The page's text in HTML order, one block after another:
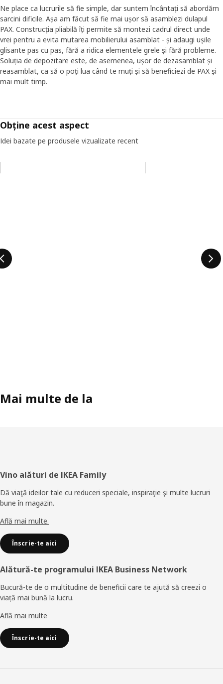
Ne place ca lucrurile să fie simple, dar suntem încântați să abordăm
sarcini dificile. Așa am făcut să fie mai ușor să asamblezi dulapul
PAX. Construcția pliabilă îți permite să montezi cadrul direct unde
vrei pentru a evita mutarea mobilierului asamblat - și adaugi ușile
glisante pas cu pas, fără a ridica elementele grele și fără probleme.
Soluția de depozitare este, de asemenea, ușor de dezasamblat și
reasamblat, ca să o poți lua când te muți și să beneficiezi de PAX și
mai mult timp.
Obține acest aspect
Idei bazate pe produsele vizualizate recent
Mai multe de la
Subsol
Vino alături de IKEA Family
Dă viaţă ideilor tale cu reduceri speciale, inspiraţie şi multe lucruri
bune în magazin.
Află mai multe.
Înscrie-te aici
Alătură-te programului IKEA Business Network
Bucură-te de o multitudine de beneficii care te ajută să creezi o
viață mai bună la lucru.
Află mai multe
Înscrie-te aici